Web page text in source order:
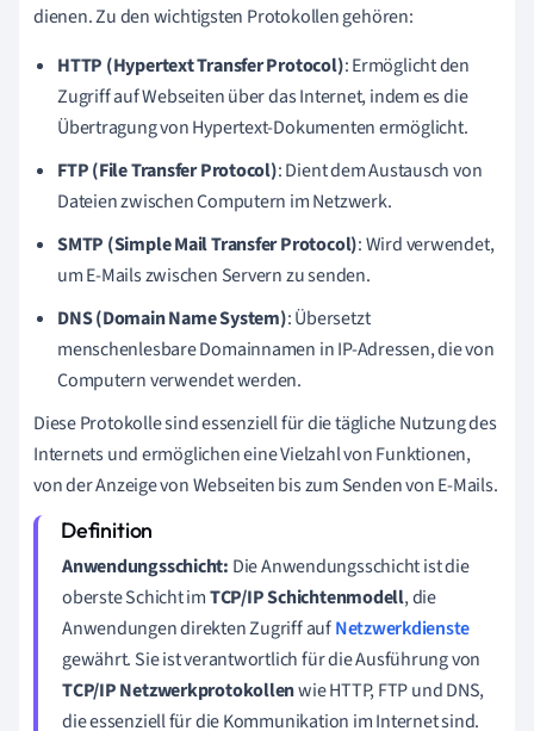
dienen. Zu den wichtigsten Protokollen gehören:
HTTP (Hypertext Transfer Protocol): Ermöglicht den
Zugriff auf Webseiten über das Internet, indem es die
Übertragung von Hypertext-Dokumenten ermöglicht.
FTP (File Transfer Protocol): Dient dem Austausch von
Dateien zwischen Computern im Netzwerk.
SMTP (Simple Mail Transfer Protocol): Wird verwendet,
um E-Mails zwischen Servern zu senden.
DNS (Domain Name System): Übersetzt
menschenlesbare Domainnamen in IP-Adressen, die von
Computern verwendet werden.
Diese Protokolle sind essenziell für die tägliche Nutzung des
Internets und ermöglichen eine Vielzahl von Funktionen,
von der Anzeige von Webseiten bis zum Senden von E-Mails.
Anwendungsschicht: Die Anwendungsschicht ist die
oberste Schicht imTCP/IP Schichtenmodell, die
Anwendungen direkten Zugriff aufNetzwerkdienste
gewährt. Sie ist verantwortlich für die Ausführung von
TCP/IP Netzwerkprotokollenwie HTTP, FTP und DNS,
die essenziell für die Kommunikation im Internet sind.